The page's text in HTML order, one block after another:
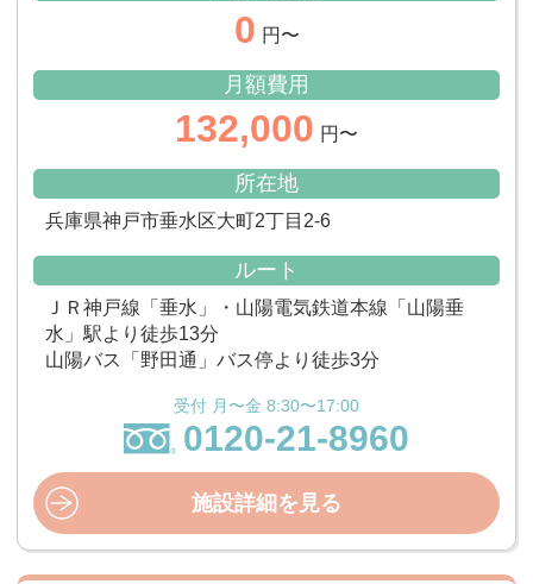
0 円〜
月額費用
132,000 円〜
所在地
兵庫県神戸市垂水区大町2丁目2-6
ルート
ＪＲ神戸線「垂水」・山陽電気鉄道本線「山陽垂
水」駅より徒歩13分
山陽バス「野田通」バス停より徒歩3分
受付 月〜金 8:30〜17:00
0120-21-8960
施設詳細を見る